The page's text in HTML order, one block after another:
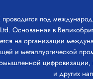
проводится под
Основанная в
на организации
и металлургической
цифровизации,
и других